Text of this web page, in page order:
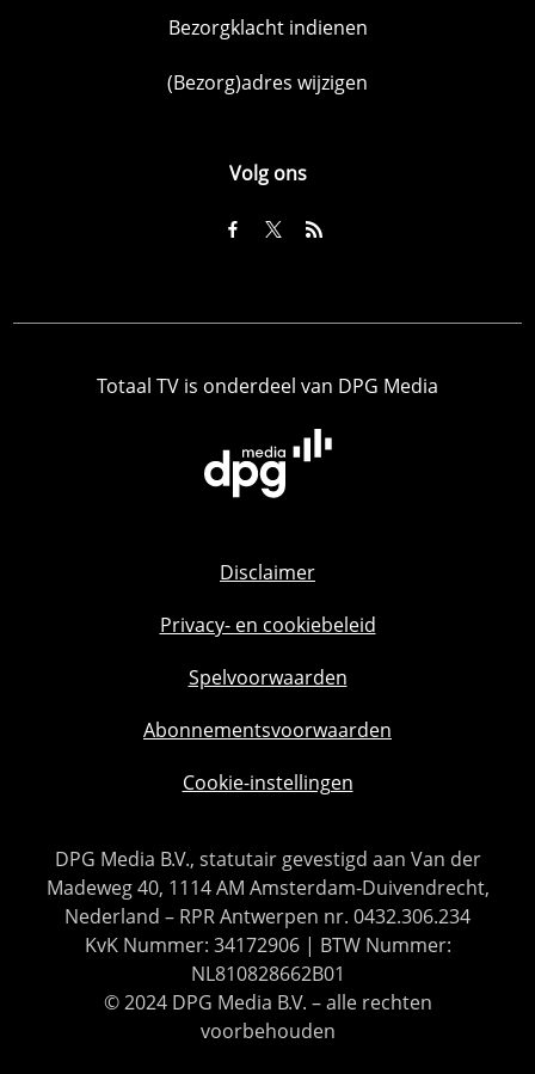
Bezorgklacht indienen
(Bezorg)adres wijzigen
Volg ons
Totaal TV is onderdeel van DPG Media
Disclaimer
Privacy- en cookiebeleid
Spelvoorwaarden
Abonnementsvoorwaarden
Cookie-instellingen
DPG Media B.V., statutair gevestigd aan Van der
Madeweg 40, 1114 AM Amsterdam-Duivendrecht,
Nederland – RPR Antwerpen nr. 0432.306.234
KvK Nummer: 34172906 | BTW Nummer:
NL810828662B01
© 2024 DPG Media B.V. – alle rechten
voorbehouden